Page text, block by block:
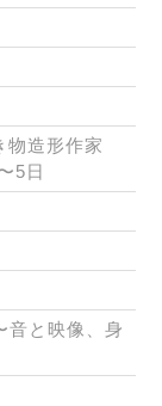
物造形作家
5日
と映像、身